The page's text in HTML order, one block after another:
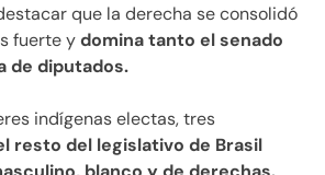
que la derecha se consolidó
fuerte ydomina tanto el senado
de diputados.
indígenas electas, tres
resto del legislativo de Brasil